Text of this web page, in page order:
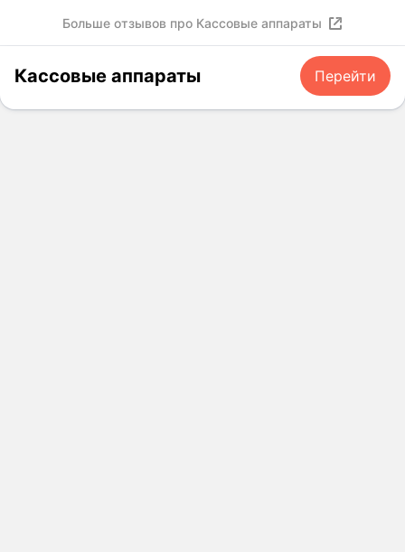
Больше отзывов про Кассовые аппараты
Кассовые аппараты Перейти